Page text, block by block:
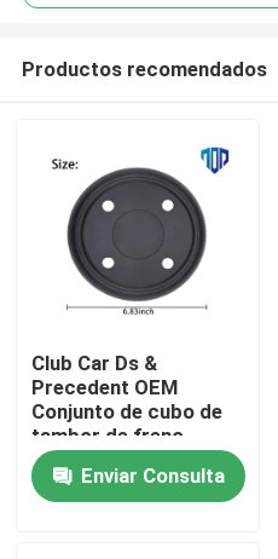
Hogar
Productos
Productos recomendados
Club Car Ds &
Precedent OEM
Conjunto de cubo de
tambor de freno
Enviar Consulta